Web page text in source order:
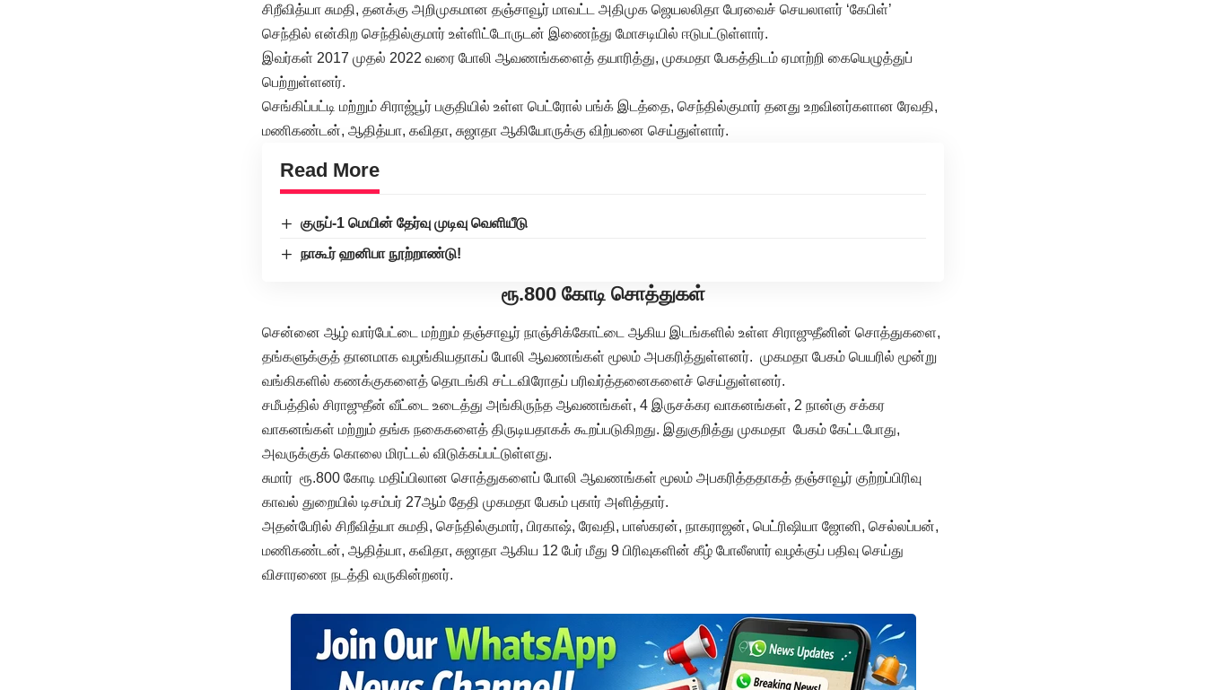
சிறீவித்யா சுமதி, தனக்கு அறிமுகமான தஞ்சாவூர் மாவட்ட அதிமுக ஜெயலலிதா பேரவைச் செயலாளர் ‘கேபிள்’
செந்தில் என்கிற செந்தில்குமார் உள்ளிட்டோருடன் இணைந்து மோசடியில் ஈடுபட்டுள்ளார்.
இவர்கள் 2017 முதல் 2022 வரை போலி ஆவணங்களைத் தயாரித்து, முகமதா பேகத்திடம் ஏமாற்றி கையெழுத்துப்
பெற்றுள்ளனர்.
செங்கிப்பட்டி மற்றும் சிராஜ்பூர் பகுதியில் உள்ள பெட்ரோல் பங்க் இடத்தை, செந்தில்குமார் தனது உறவினர்களான ரேவதி,
மணிகண்டன், ஆதித்யா, கவிதா, சுஜாதா ஆகியோருக்கு விற்பனை செய்துள்ளார்.
Read More
குருப்-1 மெயின் தேர்வு முடிவு வெளியீடு
நாகூர் ஹனிபா நூற்றாண்டு!
ரூ.800 கோடி சொத்துகள்
சென்னை ஆழ் வார்பேட்டை மற்றும் தஞ்சாவூர் நாஞ்சிக்கோட்டை ஆகிய இடங்களில் உள்ள சிராஜுதீனின் சொத்துகளை,
தங்களுக்குத் தானமாக வழங்கியதாகப் போலி ஆவணங்கள் மூலம் அபகரித்துள்ளனர். முகமதா பேகம் பெயரில் மூன்று
வங்கிகளில் கணக்குகளைத் தொடங்கி சட்டவிரோதப் பரிவர்த்தனைகளைச் செய்துள்ளனர்.
சமீபத்தில் சிராஜுதீன் வீட்டை உடைத்து அங்கிருந்த ஆவணங்கள், 4 இருசக்கர வாகனங்கள், 2 நான்கு சக்கர
வாகனங்கள் மற்றும் தங்க நகைகளைத் திருடியதாகக் கூறப்படுகிறது. இதுகுறித்து முகமதா பேகம் கேட்டபோது,
அவருக்குக் கொலை மிரட்டல் விடுக்கப்பட்டுள்ளது.
சுமார் ரூ.800 கோடி மதிப்பிலான சொத்துகளைப் போலி ஆவணங்கள் மூலம் அபகரித்ததாகத் தஞ்சாவூர் குற்றப்பிரிவு
காவல் துறையில் டிசம்பர் 27ஆம் தேதி முகமதா பேகம் புகார் அளித்தார்.
அதன்பேரில் சிறீவித்யா சுமதி, செந்தில்குமார், பிரகாஷ், ரேவதி, பாஸ்கரன், நாகராஜன், பெட்ரிஷியா ஜோனி, செல்லப்பன்,
மணிகண்டன், ஆதித்யா, கவிதா, சுஜாதா ஆகிய 12 பேர் மீது 9 பிரிவுகளின் கீழ் போலீஸார் வழக்குப் பதிவு செய்து
விசாரணை நடத்தி வருகின்றனர்.